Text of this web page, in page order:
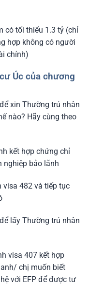
có tối thiểu 1.3 tỷ (chỉ
hợp không có người
chính)
Úc của chương
xin Thường trú nhân
nào? Hãy cùng theo
kết hợp chứng chỉ
nghiệp bảo lãnh
visa 482 và tiếp tục
lấy Thường trú nhân
visa 407 kết hợp
anh/ chị muốn biết
với EFP để được tư